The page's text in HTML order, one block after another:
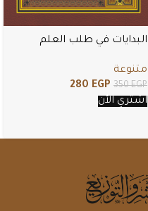
البدايات في طلب العلم
متنوعة
350EGP
280 EGP
اشتري الأن